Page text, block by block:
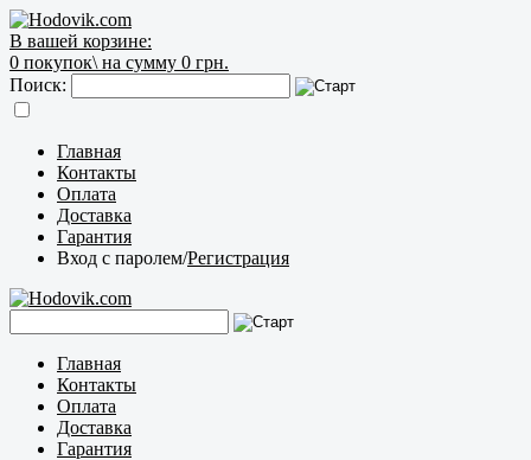
В вашей корзине:
0 покупок\ на сумму 0 грн.
Поиск:
Главная
Контакты
Оплата
Доставка
Гарантия
Вход с паролем/Регистрация
Главная
Контакты
Оплата
Доставка
Гарантия